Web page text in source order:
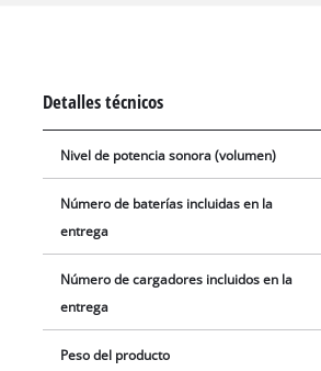
La entrega no incluye baterías ni cargador.
Detalles técnicos
Nivel de potencia sonora (volumen)
Número de baterías incluidas en la
entrega
Número de cargadores incluidos en la
entrega
Peso del producto